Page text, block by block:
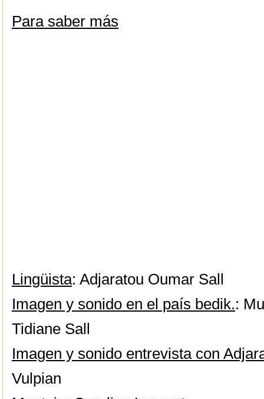
Para saber más
Lingüista: Adjaratou Oumar Sall
Imagen y sonido en el país bedik.:
Tidiane Sall
Imagen y sonido entrevista con
Vulpian